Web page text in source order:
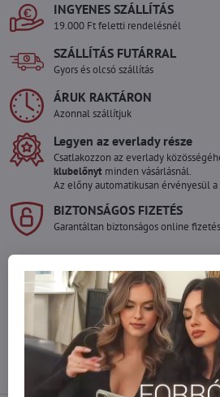
INGYENES SZÁLLÍTÁS
19.000 Ft feletti rendelésnél
SZÁLLÍTÁS FUTÁRRAL
Gyors és olcsó szállítás
ÁRUK RAKTÁRON
Azonnal szállítjuk
Legyen az everlady része
Csatlakozzon az everlady
klubelőnyt minden vásárlásnál.
Az előny automatikusan érvényesül a
BIZTONSÁGOS FIZETÉS
Garantáltan biztonságos online fizetés
Szeretne több
amennyi raktáron van?
Ne habozzon kapcsolatba lépni velünk,
info​@everlady​.eu